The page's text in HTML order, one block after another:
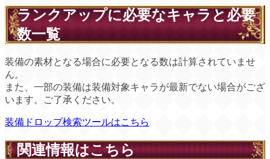
ランクアップに必要なキャラと必要
数一覧
装備の素材となる場合に必要となる数は計算されていませ
ん。
また、一部の装備は装備対象キャラが最新でない場合がござ
います。ご了承ください。
装備ドロップ検索ツールはこちら
関連情報はこちら